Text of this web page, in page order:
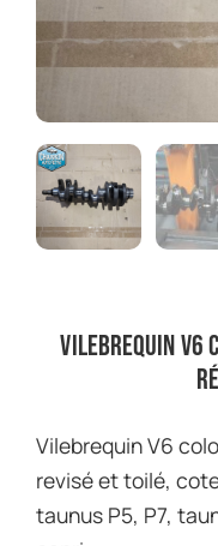
vilebrequin V6
vilebrequin V6
revisé et toilé,
taunus P5, P7,